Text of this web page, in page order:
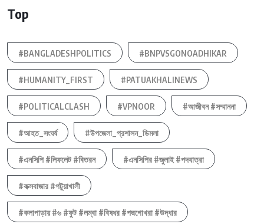
Top
#BANGLADESHPOLITICS #BNPVSGONOADHIKAR
#HUMANITY_FIRST #PATUAKHALINEWS
#POLITICALCLASH #VPNOOR #আজীবন #সম্মাননা
#আহত_সংঘর্ষ #উপজেলা_প্রশাসন_ডিমলা
#এনসিপি #লিফলেট #বিতরন #এনসিপির #জুলাই #পদযাত্রা
#কক্সবাজার #পটুয়াখালী
#কলাপাড়ায় #৬ #ফুট #লম্বা #বিষধর #পদ্মগোখরা #উদ্ধার